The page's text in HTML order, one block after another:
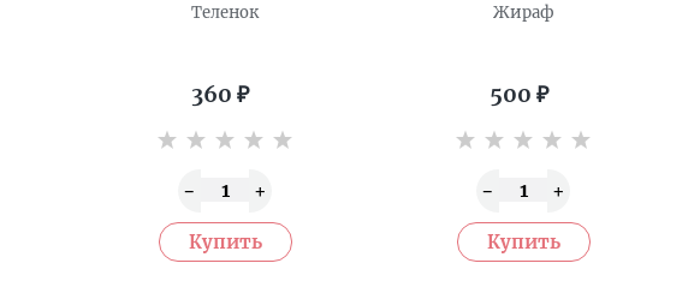
Теленок
360 ₽
Жираф
500 ₽